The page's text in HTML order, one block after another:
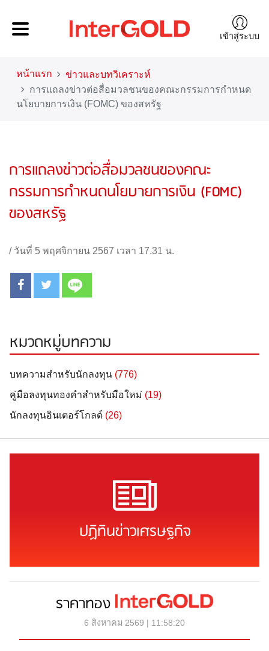
เข้าสู่ระบบ
หน้าแรก
ข่าวและบทวิเคราะห์
การแถลงข่าวต่อสื่อมวลชนของคณะกรรมการกำหนด
นโยบายการเงิน (FOMC) ของสหรัฐ
การแถลงข่าวต่อสื่อมวลชนของคณะ
กรรมการกำหนดนโยบายการเงิน (FOMC)
ของสหรัฐ
/ วันที่ 5 พฤศจิกายน 2567 เวลา 17.31 น.
หมวดหมู่บทความ
บทความสำหรับนักลงทุน (776)
คู่มือลงทุนทองคำสำหรับมือใหม่ (19)
นักลงทุนอินเตอร์โกลด์ (26)
ปฏิทินข่าวเศรษฐกิจ
ราคาทอง
6 สิงหาคม 2569 | 11:58:20